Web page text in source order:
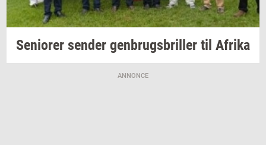
Se­ni­o­rer sen­der gen­brugs­bril­ler til Afri­ka
ANNONCE